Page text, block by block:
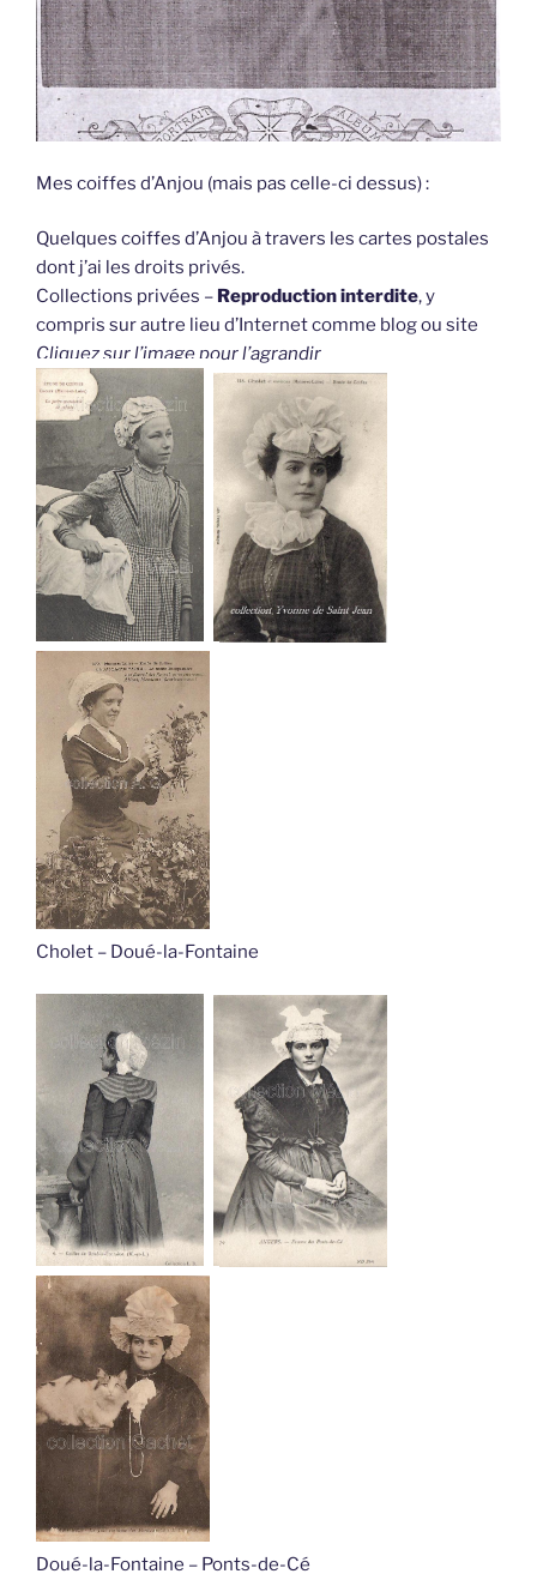
Mes coiffes d’Anjou (mais pas celle-ci dessus) :
Quelques coiffes d’Anjou à travers les cartes postales
dont j’ai les droits privés.
Collections privées – Reproduction interdite, y
compris sur autre lieu d’Internet comme blog ou site
Cliquez sur l’image pour l’agrandir
Cholet – Doué-la-Fontaine
Doué-la-Fontaine – Ponts-de-Cé